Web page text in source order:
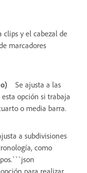
clips y el cabezal de
marcadores
Se ajusta a las
opción si trabaja
o media barra.
a subdivisiones
como